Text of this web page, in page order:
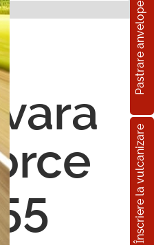
Pastrare anvelope
Înscriere la vulcanizare